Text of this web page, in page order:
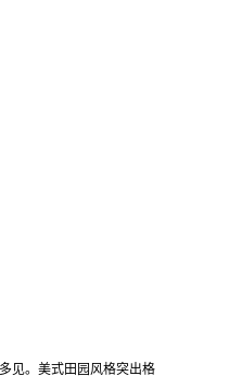
见。美式田园风格突出格